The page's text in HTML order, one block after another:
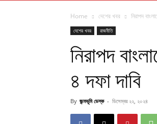
Home দেশের খবর নিরাপদ
দেশের খবর রাজনীতি
নিরাপদ
৪ দফা দাবি
By জন্মভূমি ডেস্ক - ডিসেম্বর ২২, ২০২৪